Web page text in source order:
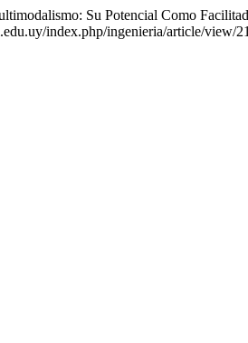
Su Potencial Como
index.php/ingenieria/article/view/